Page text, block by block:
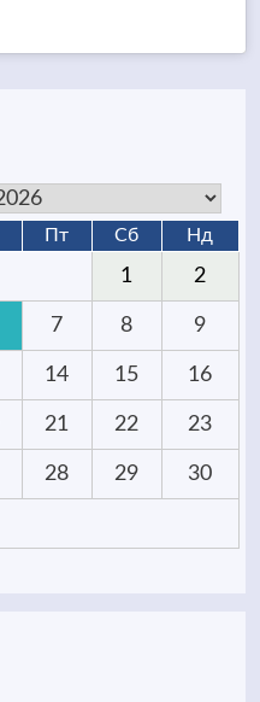
Пт Сб Нд
1 2
7 8 9
14 15 16
21 22 23
28 29 30